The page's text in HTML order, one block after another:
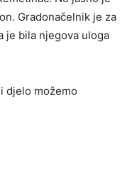
Gradonačelnik je za
je bila njegova uloga
djelo možemo